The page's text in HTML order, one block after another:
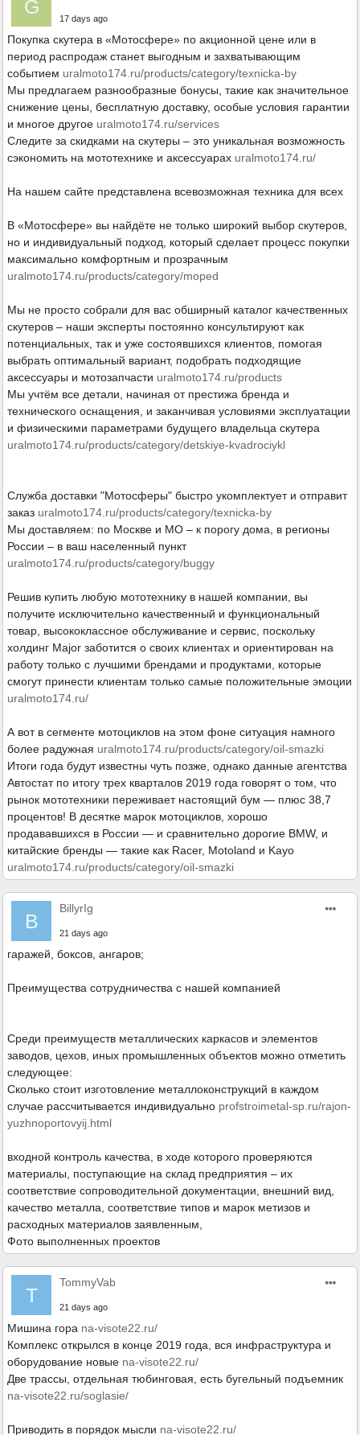
G
17 days ago
Покупка скутера в «Мотосфере» по акционной цене или в
период распродаж станет выгодным и захватывающим
событием uralmoto174.ru/products/category/texnicka-by
Мы предлагаем разнообразные бонусы, такие как значительное
снижение цены, бесплатную доставку, особые условия гарантии
и многое другое uralmoto174.ru/services
Следите за скидками на скутеры – это уникальная возможность
сэкономить на мототехнике и аксессуарах uralmoto174.ru/
На нашем сайте представлена всевозможная техника для всех
В «Мотосфере» вы найдёте не только широкий выбор скутеров,
но и индивидуальный подход, который сделает процесс покупки
максимально комфортным и прозрачным
uralmoto174.ru/products/category/moped
Мы не просто собрали для вас обширный каталог качественных
скутеров – наши эксперты постоянно консультируют как
потенциальных, так и уже состоявшихся клиентов, помогая
выбрать оптимальный вариант, подобрать подходящие
аксессуары и мотозапчасти uralmoto174.ru/products
Мы учтём все детали, начиная от престижа бренда и
технического оснащения, и заканчивая условиями эксплуатации
и физическими параметрами будущего владельца скутера
uralmoto174.ru/products/category/detskiye-kvadrociykl
Служба доставки "Мотосферы" быстро укомплектует и отправит
заказ uralmoto174.ru/products/category/texnicka-by
Мы доставляем: по Москве и МО – к порогу дома, в регионы
России – в ваш населенный пункт
uralmoto174.ru/products/category/buggy
Решив купить любую мототехнику в нашей компании, вы
получите исключительно качественный и функциональный
товар, высококлассное обслуживание и сервис, поскольку
холдинг Major заботится о своих клиентах и ориентирован на
работу только с лучшими брендами и продуктами, которые
смогут принести клиентам только самые положительные эмоции
uralmoto174.ru/
А вот в сегменте мотоциклов на этом фоне ситуация намного
более радужная uralmoto174.ru/products/category/oil-smazki
Итоги года будут известны чуть позже, однако данные агентства
Автостат по итогу трех кварталов 2019 года говорят о том, что
рынок мототехники переживает настоящий бум — плюс 38,7
процентов! В десятке марок мотоциклов, хорошо
продававшихся в России — и сравнительно дорогие BMW, и
китайские бренды — такие как Racer, Motoland и Kayo
uralmoto174.ru/products/category/oil-smazki
B
BillyrIg
21 days ago
гаражей, боксов, ангаров;
Преимущества сотрудничества с нашей компанией
Среди преимуществ металлических каркасов и элементов
заводов, цехов, иных промышленных объектов можно отметить
следующее:
Сколько стоит изготовление металлоконструкций в каждом
случае рассчитывается индивидуально profstroimetal-sp.ru/rajon-
yuzhnoportovyij.html
входной контроль качества, в ходе которого проверяются
материалы, поступающие на склад предприятия – их
соответствие сопроводительной документации, внешний вид,
качество металла, соответствие типов и марок метизов и
расходных материалов заявленным,
Фото выполненных проектов
T
TommyVab
21 days ago
Мишина гора na-visote22.ru/
Комплекс открылся в конце 2019 года, вся инфраструктура и
оборудование новые na-visote22.ru/
Две трассы, отдельная тюбинговая, есть бугельный подъемник
na-visote22.ru/soglasie/
Приводить в порядок мысли na-visote22.ru/